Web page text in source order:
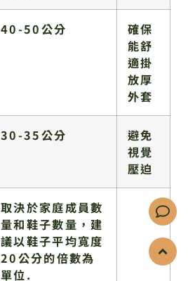
40-50公分
確保
能舒
適掛
放厚
外套
30-35公分
避免
視覺
壓迫
取決於家庭成員數
量和鞋子數量，建
議以鞋子平均寬度
20公分的倍數為
單位.